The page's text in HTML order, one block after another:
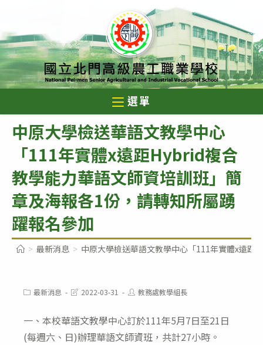
至
主
要
內
選單
中原大學檢送華語文教學中心
「111年實體x遠距Hybrid複合
教學能力華語文師資培訓班」簡
章及海報各1份，請轉知所屬踴
躍報名參加
> 最新消息 > 中原大學檢送華語文教學中心「111年實體x遠距
Post最新消息
Post2022-03-31
Post教務處教學組長
一、本校華語文教學中心訂於111年5月7日至21日
(每週六、日)辦理華語文師資班，共計27小時。